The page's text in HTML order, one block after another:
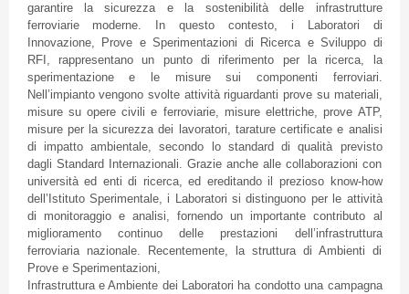
garantire la sicurezza e la sostenibilità delle infrastrutture
ferroviarie moderne. In questo contesto, i Laboratori di
Innovazione, Prove e Sperimentazioni di Ricerca e Sviluppo di
RFI, rappresentano un punto di riferimento per la ricerca, la
sperimentazione e le misure sui componenti ferroviari.
Nell’impianto vengono svolte attività riguardanti prove su materiali,
misure su opere civili e ferroviarie, misure elettriche, prove ATP,
misure per la sicurezza dei lavoratori, tarature certificate e analisi
di impatto ambientale, secondo lo standard di qualità previsto
dagli Standard Internazionali. Grazie anche alle collaborazioni con
università ed enti di ricerca, ed ereditando il prezioso know-how
dell’Istituto Sperimentale, i Laboratori si distinguono per le attività
di monitoraggio e analisi, fornendo un importante contributo al
miglioramento continuo delle prestazioni dell’infrastruttura
ferroviaria nazionale. Recentemente, la struttura di Ambienti di
Prove e Sperimentazioni,
Infrastruttura e Ambiente dei Laboratori ha condotto una campagna